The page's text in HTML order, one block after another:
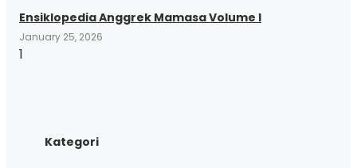
Ensiklopedia Anggrek Mamasa Volume I
January 25, 2026
Kategori